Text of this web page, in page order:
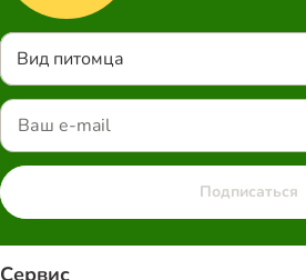
Вид питомца
Подписаться
Сервис